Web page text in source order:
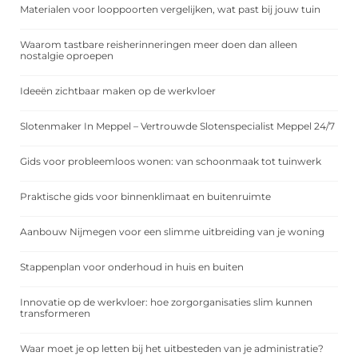
Materialen voor looppoorten vergelijken, wat past bij jouw tuin
Waarom tastbare reisherinneringen meer doen dan alleen
nostalgie oproepen
Ideeën zichtbaar maken op de werkvloer
Slotenmaker In Meppel – Vertrouwde Slotenspecialist Meppel 24/7
Gids voor probleemloos wonen: van schoonmaak tot tuinwerk
Praktische gids voor binnenklimaat en buitenruimte
Aanbouw Nijmegen voor een slimme uitbreiding van je woning
Stappenplan voor onderhoud in huis en buiten
Innovatie op de werkvloer: hoe zorgorganisaties slim kunnen
transformeren
Waar moet je op letten bij het uitbesteden van je administratie?